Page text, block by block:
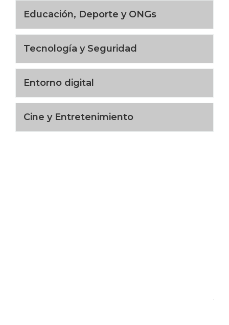
Educación, Deporte y ONGs
Tecnología y Seguridad
Entorno digital
Cine y Entretenimiento